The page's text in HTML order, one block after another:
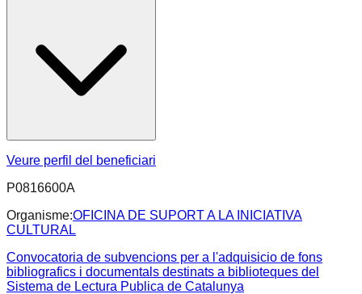
Veure perfil del beneficiari
P0816600A
Organisme:OFICINA DE SUPORT A LA INICIATIVA
CULTURAL
Convocatoria de subvencions per a l'adquisicio de fons
bibliografics i documentals destinats a biblioteques del
Sistema de Lectura Publica de Catalunya